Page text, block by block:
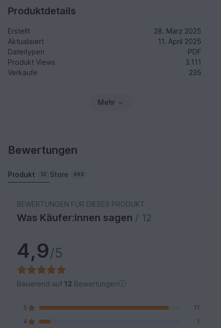
Produktdetails
Erstellt
28. März 2025
Aktualisiert
11. April 2025
Dateitypen
PDF
Produkt Views
3.111
Verkäufe
235
Mehr
Bewertungen
Produkt 12 Store 463
BEWERTUNGEN FÜR DIESES PRODUKT
Was Käufer:innen sagen / 12
4,9/5
Basierend auf 12 Bewertungen
5
11
4
1